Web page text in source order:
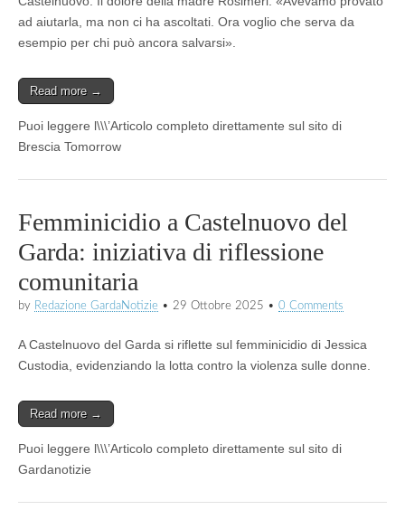
ad aiutarla, ma non ci ha ascoltati. Ora voglio che serva da
esempio per chi può ancora salvarsi».
Read more →
Puoi leggere l\\\’Articolo completo direttamente sul sito di
Brescia Tomorrow
Femminicidio a Castelnuovo del
Garda: iniziativa di riflessione
comunitaria
by Redazione GardaNotizie • 29 Ottobre 2025 • 0 Comments
A Castelnuovo del Garda si riflette sul femminicidio di Jessica
Custodia, evidenziando la lotta contro la violenza sulle donne.
Read more →
Puoi leggere l\\\’Articolo completo direttamente sul sito di
Gardanotizie